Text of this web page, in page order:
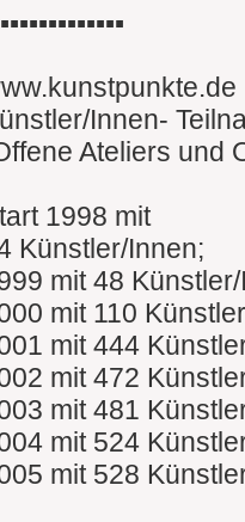
Innen-
Ateliers und
1998 mit
Künstler/Innen;
mit 48
mit 110
mit 444
mit 472
mit 481
mit 524
mit 528